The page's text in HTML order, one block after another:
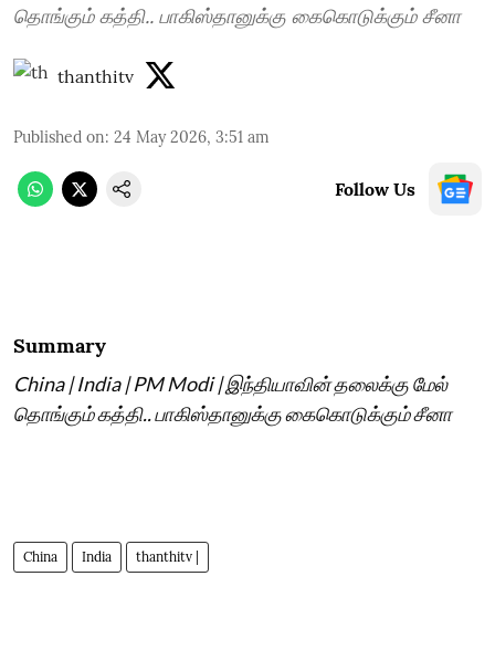
தொங்கும் கத்தி.. பாகிஸ்தானுக்கு கைகொடுக்கும் சீனா
thanthitv
Published on: 24 May 2026, 3:51 am
Follow Us
Summary
China | India | PM Modi | இந்தியாவின் தலைக்கு மேல்
தொங்கும் கத்தி.. பாகிஸ்தானுக்கு கைகொடுக்கும் சீனா
China India thanthitv |